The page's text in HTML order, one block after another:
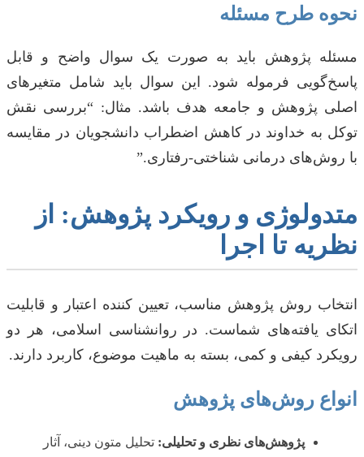
نحوه طرح مسئله
مسئله پژوهش باید به صورت یک سوال واضح و قابل
پاسخ‌گویی فرموله شود. این سوال باید شامل متغیرهای
اصلی پژوهش و جامعه هدف باشد. مثال: “بررسی نقش
توکل به خداوند در کاهش اضطراب دانشجویان در مقایسه
با روش‌های درمانی شناختی-رفتاری.”
متدولوژی و رویکرد پژوهش: از
نظریه تا اجرا
انتخاب روش پژوهش مناسب، تعیین کننده اعتبار و قابلیت
اتکای یافته‌های شماست. در روانشناسی اسلامی، هر دو
رویکرد کیفی و کمی، بسته به ماهیت موضوع، کاربرد دارند.
انواع روش‌های پژوهش
پژوهش‌های نظری و تحلیلی: تحلیل متون دینی، آثار